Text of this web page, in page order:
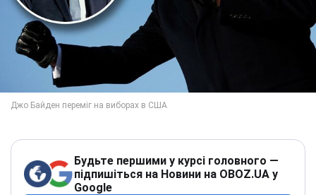
Будьте першими у курсі головного —
підпишіться на Новини на OBOZ.UA у
Google